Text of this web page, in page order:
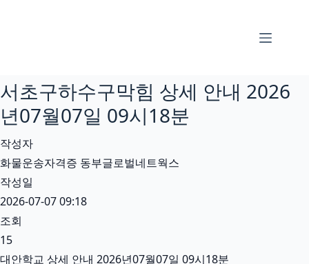
건
너
뛰
기
서초구하수구막힘 상세 안내 2026
년07월07일 09시18분
작성자
화물운송자격증 동부글로벌네트웍스
작성일
2026-07-07 09:18
조회
15
대안학교 상세 안내 2026년07월07일 09시18분